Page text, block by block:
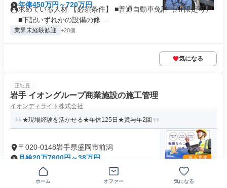
年俸450万円～720万円
求めている人材 【必須条件】 ■普通自動車免許（AT限定可）
■下記いずれかの設備の修...
業界未経験歓迎 +20個
気になる
正社員
岩手 イオングループ商業施設の施工管理
イオンディライト株式会社
★現場経験を活かせる★年休125日★賞与年2回
〒020-0148岩手県盛岡市前潟
月給20万7600円～38万円
経験 ビルメンテナンス経験...
ホーム オファー 気になる